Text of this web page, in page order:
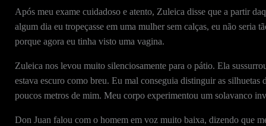
Após meu exame cuidadoso e atento, Zuleica disse que a partir
algum dia eu tropeçasse em uma mulher sem calças, eu não seria
porque agora eu tinha visto uma vagina.
Zuleica nos levou muito silenciosamente para o pátio. Ela
estava escuro como breu. Eu mal conseguia distinguir as
poucos metros de mim. Meu corpo experimentou um solavanco
Don Juan falou com o homem em voz muito baixa, dizendo que